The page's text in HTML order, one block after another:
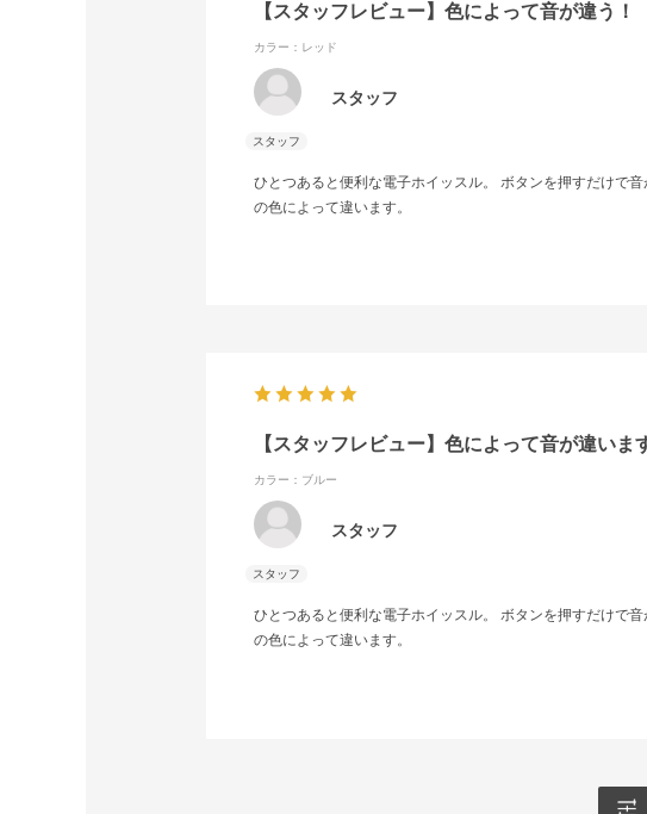
【スタッフレビュー】色によって音が違う！
カラー：レッド
スタッフ
ひとつあると便利な電子ホイッスル。 ボタンを押すだけで
の色によって違います。
【スタッフレビュー】色によって音が違いま
カラー：ブルー
スタッフ
ひとつあると便利な電子ホイッスル。 ボタンを押すだけで
の色によって違います。